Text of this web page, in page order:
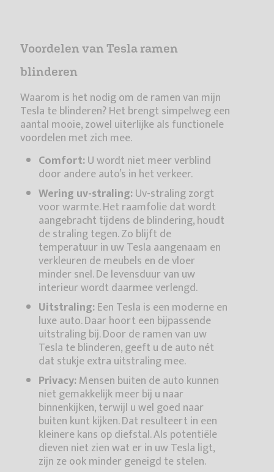
Voordelen van Tesla ramen
blinderen
Waarom is het nodig om de ramen van mijn
Tesla te blinderen? Het brengt simpelweg een
aantal mooie, zowel uiterlijke als functionele
voordelen met zich mee.
Comfort:U wordt niet meer verblind
door andere auto’s in het verkeer.
Wering uv-straling:Uv-straling zorgt
voor warmte. Het raamfolie dat wordt
aangebracht tijdens de blindering, houdt
de straling tegen. Zo blijft de
temperatuur in uw Tesla aangenaam en
verkleuren de meubels en de vloer
minder snel. De levensduur van uw
interieur wordt daarmee verlengd.
Uitstraling:Een Tesla is een moderne en
luxe auto. Daar hoort een bijpassende
uitstraling bij. Door de ramen van uw
Tesla te blinderen, geeft u de auto nét
dat stukje extra uitstraling mee.
Privacy:Mensen buiten de auto kunnen
niet gemakkelijk meer bij u naar
binnenkijken, terwijl u wel goed naar
buiten kunt kijken. Dat resulteert in een
kleinere kans op diefstal. Als potentiële
dieven niet zien wat er in uw Tesla ligt,
zijn ze ook minder geneigd te stelen.